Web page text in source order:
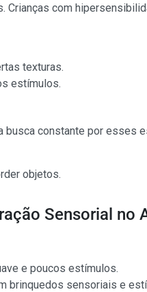
Crianças com
texturas.
estímulos.
busca constante por esses
objetos.
Sensorial no
e poucos estímulos.
brinquedos sensoriais e